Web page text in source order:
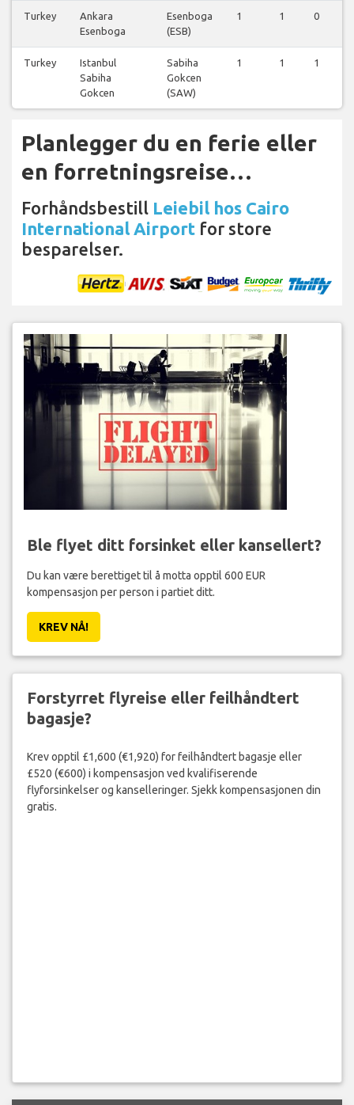
Turkey
Ankara
Esenboga
Esenboga
(ESB)
1 1 0
Turkey
Istanbul
Sabiha
Gokcen
Sabiha
Gokcen
(SAW)
1 1 1
Planlegger du en ferie eller
en forretningsreise…
Forhåndsbestill Leiebil hos Cairo
International Airport for store
besparelser.
Ble flyet ditt forsinket eller kansellert?
Du kan være berettiget til å motta opptil 600 EUR
kompensasjon per person i partiet ditt.
KREV NÅ!
Forstyrret flyreise eller feilhåndtert
bagasje?
Krev opptil £1,600 (€1,920) for feilhåndtert bagasje eller
£520 (€600) i kompensasjon ved kvalifiserende
flyforsinkelser og kanselleringer. Sjekk kompensasjonen din
gratis.